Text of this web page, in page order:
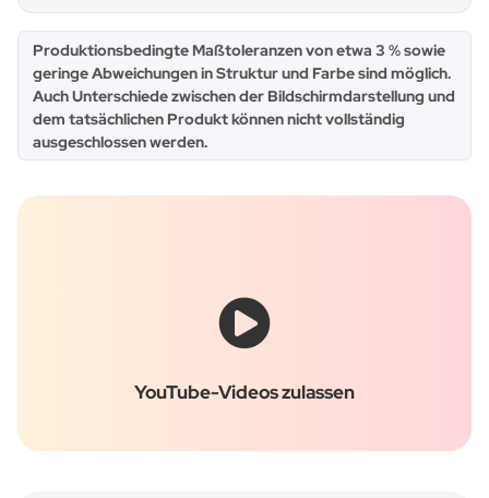
x
Produktionsbedingte Maßtoleranzen von etwa 3 % sowie
geringe Abweichungen in Struktur und Farbe sind möglich.
Auch Unterschiede zwischen der Bildschirmdarstellung und
dem tatsächlichen Produkt können nicht vollständig
ausgeschlossen werden.
YouTube-Videos zulassen